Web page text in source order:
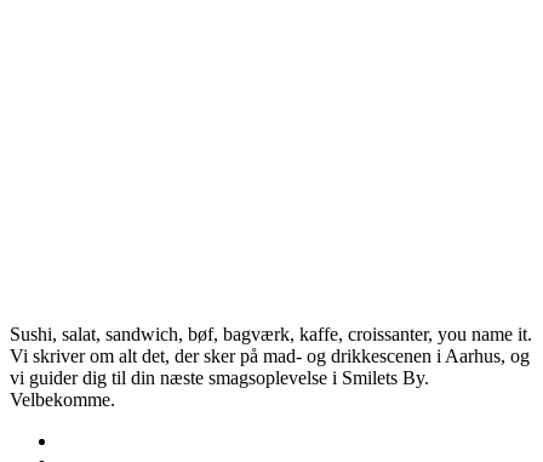
Sushi, salat, sandwich, bøf, bagværk, kaffe, croissanter, you name it.
Vi skriver om alt det, der sker på mad- og drikkescenen i Aarhus, og
vi guider dig til din næste smagsoplevelse i Smilets By.
Velbekomme.